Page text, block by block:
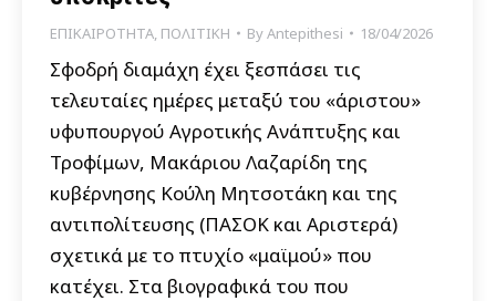
ΕΠΙΚΑΙΡΟΤΗΤΑ ΠΟΛΙΤΙΚΗ ByAntepithesi 18/04/2026
Σφοδρή διαμάχη έχει ξεσπάσει τις
τελευταίες ημέρες μεταξύ του «άριστου»
υφυπουργού Αγροτικής Ανάπτυξης και
Τροφίμων, Μακάριου Λαζαρίδη της
κυβέρνησης Κούλη Μητσοτάκη και της
αντιπολίτευσης (ΠΑΣΟΚ και Αριστερά)
σχετικά με το πτυχίο «μαϊμού» που
κατέχει. Στα βιογραφικά του που